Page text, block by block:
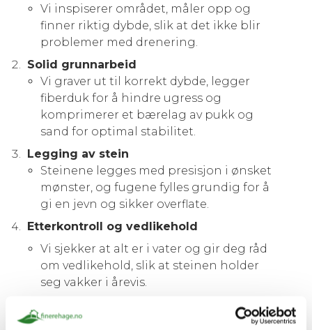
Vi inspiserer området, måler opp og
finner riktig dybde, slik at det ikke blir
problemer med drenering.
Solid grunnarbeid
Vi graver ut til korrekt dybde, legger
fiberduk for å hindre ugress og
komprimerer et bærelag av pukk og
sand for optimal stabilitet.
Legging av stein
Steinene legges med presisjon i ønsket
mønster, og fugene fylles grundig for å
gi en jevn og sikker overflate.
Etterkontroll og vedlikehold
Vi sjekker at alt er i vater og gir deg råd
om vedlikehold, slik at steinen holder
seg vakker i årevis.